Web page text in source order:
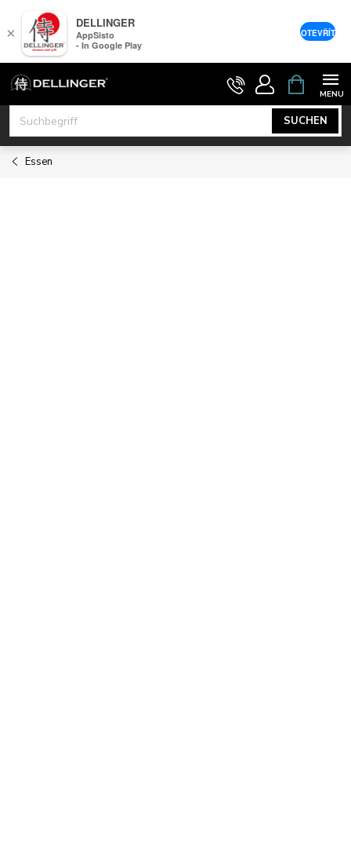
Zum
Inhalt
springen
SUCHEN
Essen
×
DELLINGER
AppSisto
- In Google Play
OTEVŘÍT